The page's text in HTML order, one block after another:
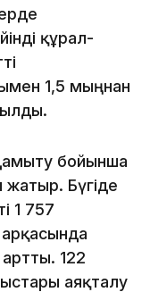
құрал-
1,5 мыңнан
бойынша
жатыр. Бүгіде
1 757
122
аяқталу